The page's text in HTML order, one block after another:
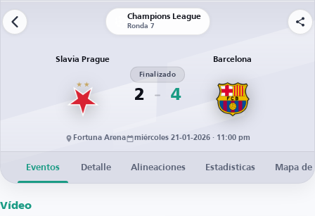
Champions League
Ronda 7
Slavia Prague
2
Finalizado
4
Barcelona
Fortuna Arena miércoles 21-01-2026 · 11:00 pm
Eventos Detalle Alineaciones Estadísticas Mapa
Vídeo